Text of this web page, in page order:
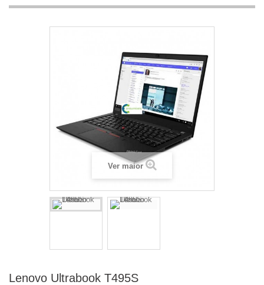
Ver maior
Lenovo Ultrabook T495S